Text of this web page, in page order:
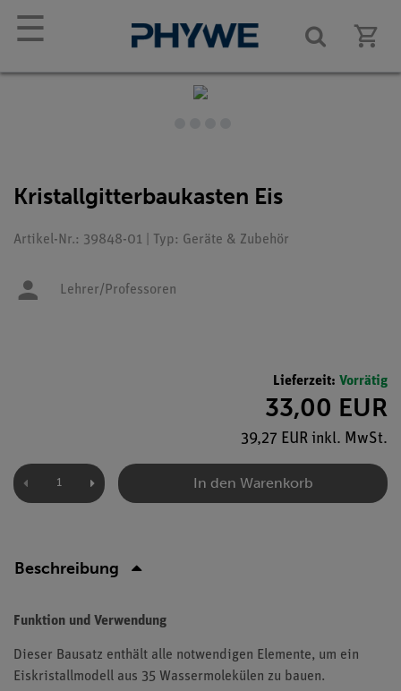
☰
Kristallgitterbaukasten Eis
Artikel-Nr.: 39848-01 | Typ: Geräte & Zubehör
Lehrer/Professoren
Lieferzeit: Vorrätig
33,00 EUR
39,27 EUR inkl. MwSt.
In den Warenkorb
Beschreibung
Funktion und Verwendung
Dieser Bausatz enthält alle notwendigen Elemente, um ein
Eiskristallmodell aus 35 Wassermolekülen zu bauen.